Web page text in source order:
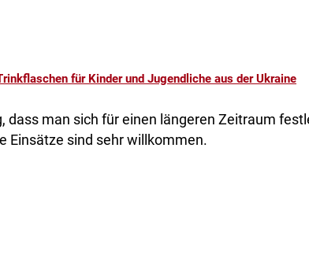
für Kinder und Jugendliche aus der Ukraine
dass man sich für einen längeren Zeitraum
Einsätze sind sehr willkommen.